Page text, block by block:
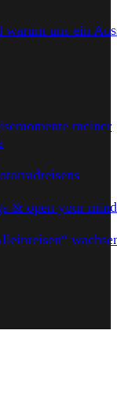
warum uns ein
meiner
& open your